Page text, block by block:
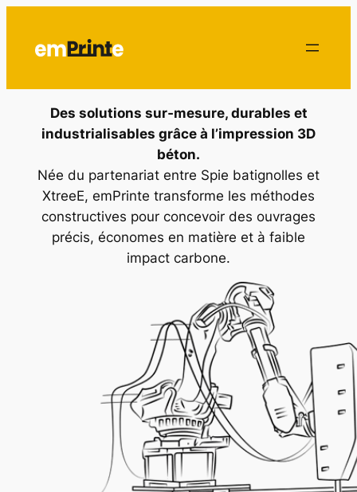
Des solutions sur‑mesure, durables et
industrialisables grâce à l’impression 3D
béton.
Née du partenariat entre Spie batignolles et
XtreeE, emPrinte transforme les méthodes
constructives pour concevoir des ouvrages
précis, économes en matière et à faible
impact carbone.